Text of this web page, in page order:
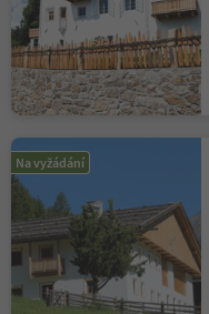
Na vyžádání